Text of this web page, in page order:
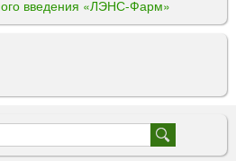
введения «ЛЭНС-Фарм»